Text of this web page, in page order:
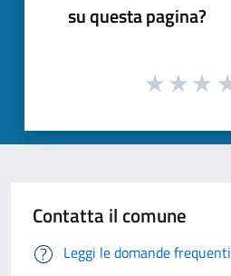
su questa pagina?
Contatta il comune
Leggi le domande frequenti